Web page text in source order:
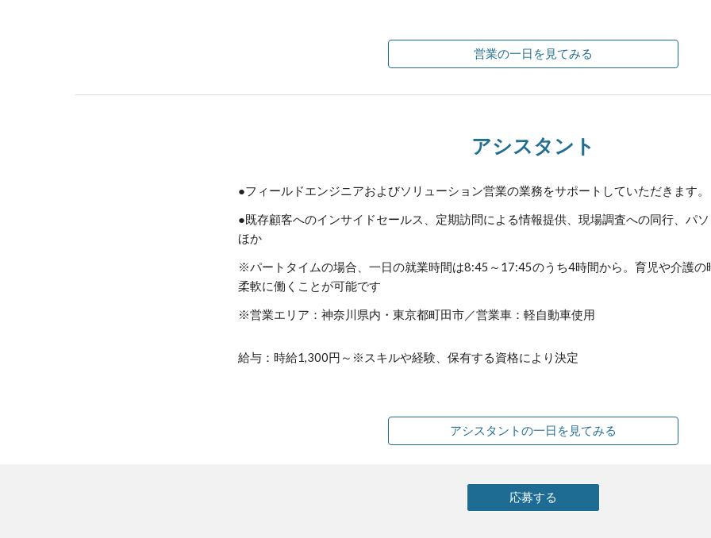
営業の一日を見てみる
アシスタント
●フィールドエンジニアおよびソリューション営業の業務をサポート していただきます。
●既存顧客へのインサイドセールス、定期訪問による情報提供、現場調査への同行、パ
ほか
※パートタイムの場合、一日の就業時間は8:45～17:45のうち4時間から。育児や介護の
柔軟に働くことが可能です
※営業エリア：神奈川県内・東京都町田市／営業車：軽自動車使用
給与：時給1,300円～※スキルや経験、保有する資格により決定
アシスタントの一日を見てみる
応募する